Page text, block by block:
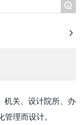
+
机关、设计院所、办
理而设计。